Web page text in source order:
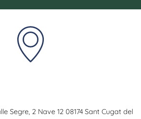
Segre, 2 Nave 12 08174 Sant Cugat del